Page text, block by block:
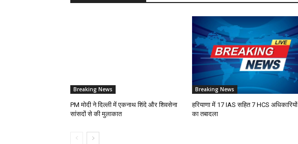
Breaking News
PM मोदी ने दिल्ली में एकनाथ शिंदे और शिवसेना
सांसदों से की मुलाकात
Breaking News
हरियाणा में 17 IAS सहित 7 HCS अधिकारियों
का तबादला